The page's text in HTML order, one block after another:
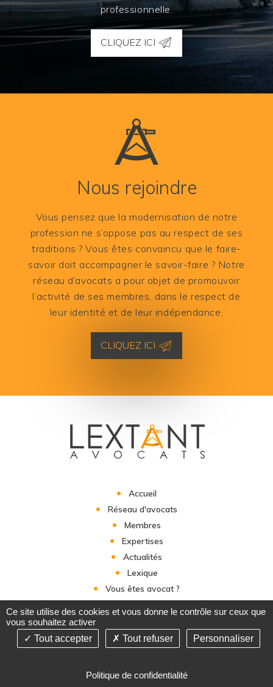
professionnelle.
CLIQUEZ ICI
Nous rejoindre
Vous pensez que la modernisation de notre
profession ne s’oppose pas au respect de ses
traditions ? Vous êtes convaincu que le faire-
savoir doit accompagner le savoir-faire ? Notre
réseau d’avocats a pour objet de promouvoir
l’activité de ses membres, dans le respect de
leur identité et de leur indépendance.
CLIQUEZ ICI
Accueil
Réseau d'avocats
Membres
Expertises
Actualités
Lexique
Vous êtes avocat ?
Absolute Communication & Réalisation : Answeb -
Ce site utilise des cookies et vous donne le contrôle sur ceux que
vous souhaitez activer
Tout accepter
Tout refuser Personnaliser
Politique de confidentialité